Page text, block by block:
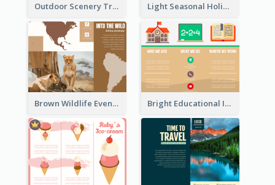
Outdoor Scenery Tri Fold Brochure Light Seasonal Holiday Tri Fold Brochure
Brown Wildlife Event Program Tri Fold Brochure Bright Educational Informational Tri Fold Brochure